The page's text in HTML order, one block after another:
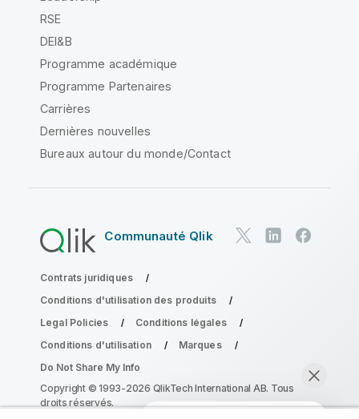
RSE
DEI&B
Programme académique
Programme Partenaires
Carrières
Dernières nouvelles
Bureaux autour du monde/Contact
Communauté Qlik
Contrats juridiques
Conditions d'utilisation des produits
Legal Policies
Conditions légales
Conditions d'utilisation
Marques
Do Not Share My Info
Copyright © 1993-2026 QlikTech International AB. Tous
droits réservés.